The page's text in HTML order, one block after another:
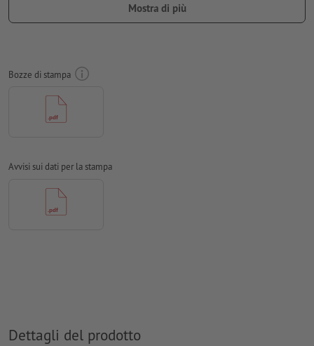
informazioni importanti ad almeno 50 mm di distanza dal
in curve
Modalità colori:
patinate
Non controlliamo le
commenti
I contenuti dei
Mostra di più
Bozze di stampa
Avvisi sui dati per la stampa
Dettagli del prodotto